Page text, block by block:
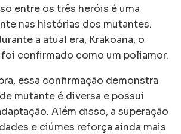
entre os três heróis é uma
nas histórias dos mutantes.
a atual era, Krakoana, o
confirmado como um poliamor.
essa confirmação demonstra
mutante é diversa e possui
Além disso, a superação
e ciúmes reforça ainda mais